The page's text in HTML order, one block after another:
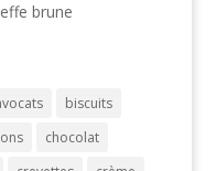
brune
biscuits
chocolat